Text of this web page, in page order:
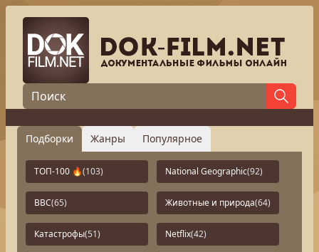
Подборки Жанры Популярное
ТОП-100 🔥(103) National Geographic(92)
BBC(65) Животные и природа(64)
Катастрофы(51) Netflix(42)